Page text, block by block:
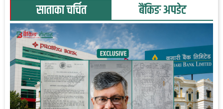
साताका चर्चित बैंकिङ अपडेट